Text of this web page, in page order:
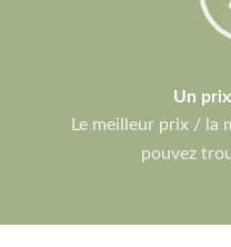
Un
Le meilleur prix / la
pouvez